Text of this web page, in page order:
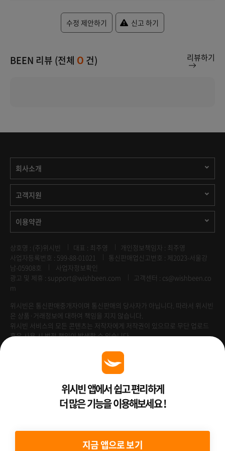
수정 제안하기 신고 하기
BEEN 리뷰 (전체 0 건) 리뷰하기
회사소개
고객지원
이용약관
상호명 : (주)위시빈 대표 : 최주영
개인정보책임자 : 최주영
사업자등록번호 : 599-88-01021
통신판매업신고번호 : 제2023-서울강
남-05908호
사업자정보확인
광고 및 제휴 : support@wishbeen.com
고객센터 : cs@wishbeen.co
m
위시빈은 통신판매중개자이며 통신판매의 당사자가 아닙니다. 따라서 위시빈
은 상품·거래정보에 대하여 책임을 지지 않습니다.
위시빈 서비스의 모든 콘텐츠는 저작자에게 저작권이 있으므로 무단 업로드
혹은 사용 시 법적 책임이 발생할 수 있습니다.
Venture Enterprise위시빈 앱에서 쉽고 편리하게
더 많은 기능을 이용해보세요 !
지금 앱으로 보기